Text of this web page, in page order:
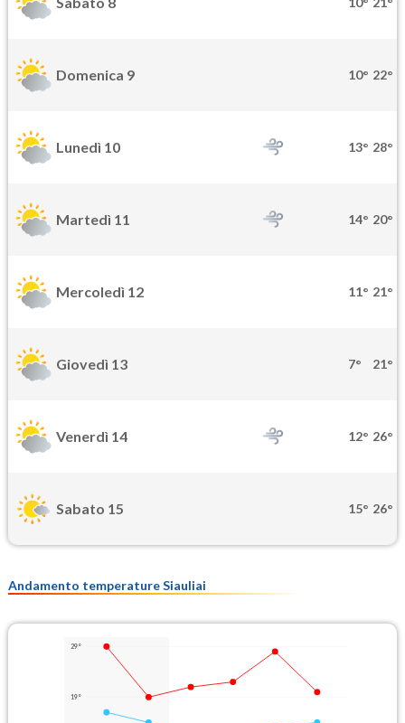
Domenica 9 10° 22°
Lunedì 10 13° 28°
Martedì 11 14° 20°
Mercoledì 12 11° 21°
Giovedì 13 7° 21°
Venerdì 14 12° 26°
Sabato 15 15° 26°
Andamento temperature Siauliai
29°
19°